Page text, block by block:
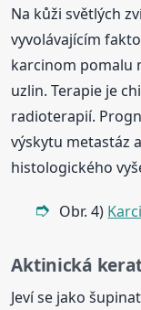
Na kůži světlých
vyvolávajícím
karcinom pomalu
uzlin. Terapie je
radioterapií.
výskytu metastáz
histologického
Obr. 4)
Aktinická
Jeví se jako